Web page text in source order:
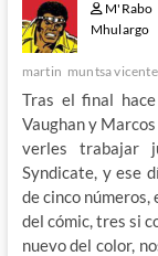
M'Rabo
Mhulargo
martin muntsa vicente
Tras el final
Vaughan y
verles trabajar
Syndicate, y ese
de cinco números,
del cómic, tres si
nuevo del color,